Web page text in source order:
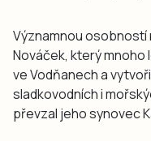
Významnou
Nováček, který mnoho
ve Vodňanech a
sladkovodních i
převzal jeho synovec